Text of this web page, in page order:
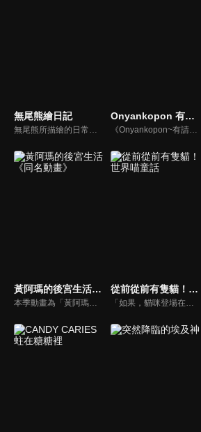
無尾熊繪日記
無尾熊所描繪的日常，是如此溫柔而溫暖。或許是因失敗而沮喪，或許是因事情順利而歡喜，雖然每一件發生的事情都微不足道。但無論是成功的一天、不順利的一天，特別的紀念日，還是平凡無奇的日常，每一天都值得珍惜。今天是美好的一天，明天也會是美好的一天。在社群媒體上大受歡迎的《無尾熊繪日記》終於確定改編為網路動畫！
Onyankopon 有請喵喵神
《Onyankopon~有請喵喵神》從非洲來的喵喵神將用歌唱舞蹈來幫高中女生們解決他們的煩惱！
黃阿瑪的後宮生活《同名動畫》
本季動畫為「黃阿瑪的後宮生活」貓界皇上黃阿瑪剛登基時的後宮初期點滴，描述奴才志銘與狸貓，帶著阿瑪（貓）與灰胖（兔）、招弟（幼貓）住進新住所後發生的種種趣事。
從前從前有隻貓！世界喵童話
「如果，貓咪登場在那個故事裡……？」當貓咪加入眾所皆知的昔日傳說與童話，滿滿療癒卻又超現實的新展開就此展開……！？虎斑、橘貓、三花到白貓，多采多姿的貓 × 昔話，必定療癒全人類！可愛貓咪喜劇，即刻開演！